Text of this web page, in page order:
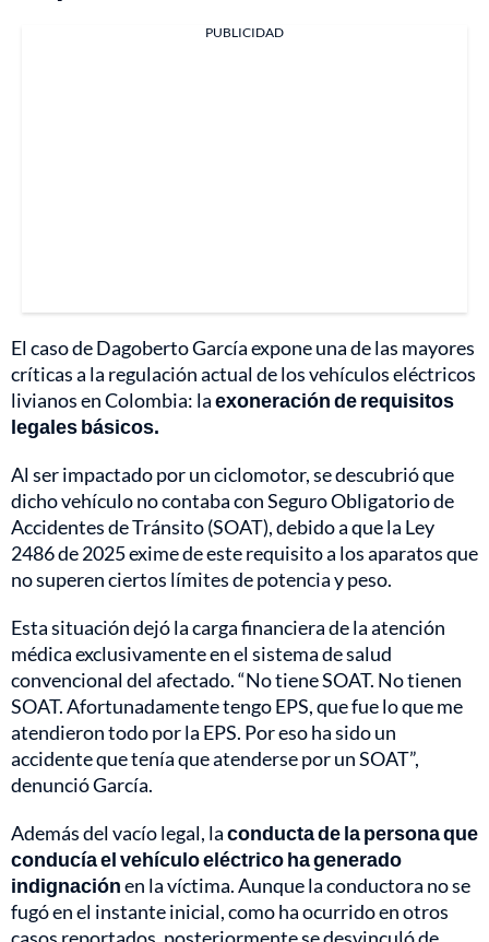
PUBLICIDAD
El caso de Dagoberto García expone una de las mayores
críticas a la regulación actual de los vehículos eléctricos
livianos en Colombia: laexoneración de requisitos
legales básicos.
Al ser impactado por un ciclomotor, se descubrió que
dicho vehículo no contaba con Seguro Obligatorio de
Accidentes de Tránsito (SOAT), debido a que la Ley
2486 de 2025 exime de este requisito a los aparatos que
no superen ciertos límites de potencia y peso.
Esta situación dejó la carga financiera de la atención
médica exclusivamente en el sistema de salud
convencional del afectado. “No tiene SOAT. No tienen
SOAT. Afortunadamente tengo EPS, que fue lo que me
atendieron todo por la EPS. Por eso ha sido un
accidente que tenía que atenderse por un SOAT”,
denunció García.
Además del vacío legal, laconducta de la persona que
conducía el vehículo eléctrico ha generado
indignaciónen la víctima. Aunque la conductora no se
fugó en el instante inicial, como ha ocurrido en otros